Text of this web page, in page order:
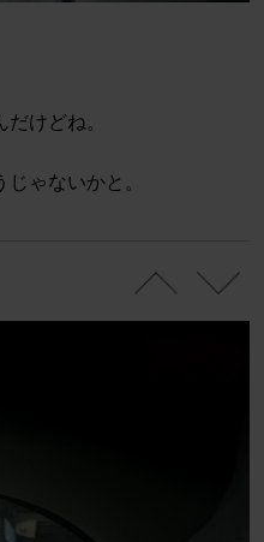
けどね。
ゃないかと。